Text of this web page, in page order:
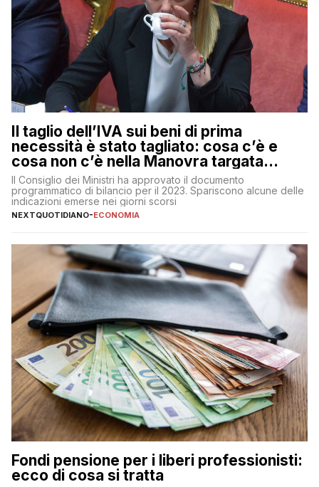
Il taglio dell’IVA sui beni di prima
necessità è stato tagliato: cosa c’è e
cosa non c’è nella Manovra targata
Meloni
Il Consiglio dei Ministri ha approvato il documento
programmatico di bilancio per il 2023. Spariscono alcune delle
indicazioni emerse nei giorni scorsi
NEXTQUOTIDIANO-ECONOMIA
Fondi pensione per i liberi professionisti:
ecco di cosa si tratta